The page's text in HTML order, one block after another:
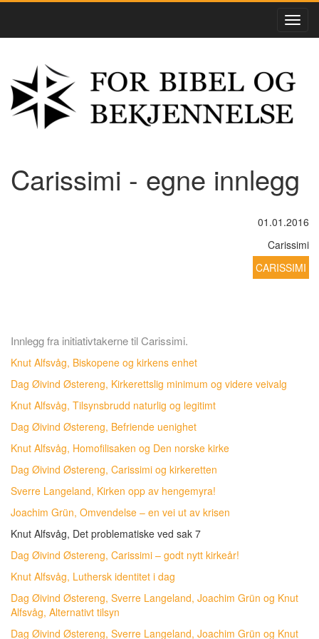
Carissimi - egne innlegg
01.01.2016
Carissimi
CARISSIMI
Innlegg fra initiativtakerne til Carissimi.
Knut Alfsvåg, Biskopene og kirkens enhet
Dag Øivind Østereng, Kirkerettslig minimum og videre veivalg
Knut Alfsvåg, Tilsynsbrudd naturlig og legitimt
Dag Øivind Østereng, Befriende uenighet
Knut Alfsvåg, Homofilisaken og Den norske kirke
Dag Øivind Østereng, Carissimi og kirkeretten
Sverre Langeland, Kirken opp av hengemyra!
Joachim Grün, Omvendelse – en vei ut av krisen
Knut Alfsvåg, Det problematiske ved sak 7
Dag Øivind Østereng, Carissimi – godt nytt kirkeår!
Knut Alfsvåg, Luthersk identitet i dag
Dag Øivind Østereng, Sverre Langeland, Joachim Grün og Knut
Alfsvåg, Alternativt tilsyn
Dag Øivind Østereng, Sverre Langeland, Joachim Grün og Knut